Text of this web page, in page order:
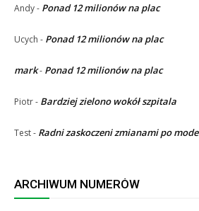
Andy- Ponad 12 milionów na plac
Ucych - Ponad 12 milionów na plac
mark- Ponad 12 milionów na plac
Piotr- Bardziej zielono wokół szpitala
Test- Radni zaskoczeni zmianami po
ARCHIWUM NUMERÓW